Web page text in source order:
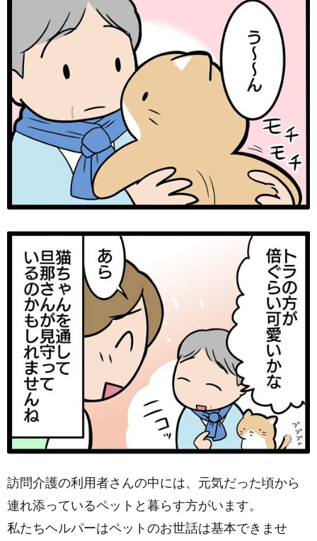
訪問介護の利用者さんの中には、元気だった頃から
連れ添っているペットと暮らす方がいます。
私たちヘルパーはペットのお世話は基本できませ